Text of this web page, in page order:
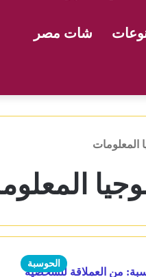
شات مصر
المعلومات
الحوسبة